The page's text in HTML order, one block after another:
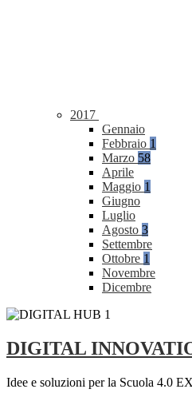
2017
Gennaio
Febbraio 1
Marzo 58
Aprile
Maggio 1
Giugno
Luglio
Agosto 3
Settembre
Ottobre 1
Novembre
Dicembre
DIGITAL
Idee e soluzioni per la Scuola 4.0